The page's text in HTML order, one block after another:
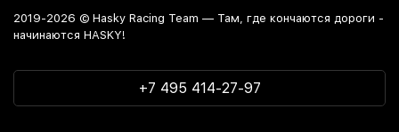
2019-2026 © Hasky Racing Team — Там, где кончаются дороги -
начинаются HASKY!
+7 495 414-27-97